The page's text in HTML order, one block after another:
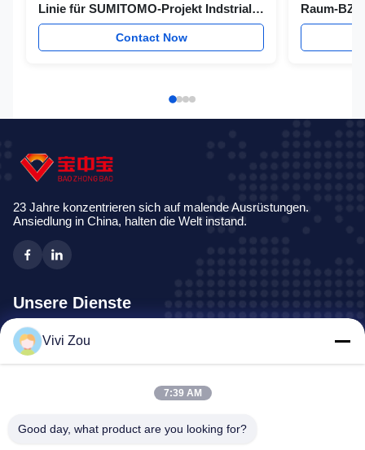
Linie für SUMITOMO-Projekt Indstrial
sprühen Beschichtungs-Linien
Contact Now
Raum-
Italien-
23 Jahre konzentrieren sich auf malende Ausrüstungen.
Ansiedlung in China, halten die Welt instand.
Unsere Dienste
Fahrzeug-Malerei-Fertigungsstraße
Automobilfarben-Linie
Bus-Spraystand
Vivi Zou
7:39 AM
Good day, what product are you looking for?